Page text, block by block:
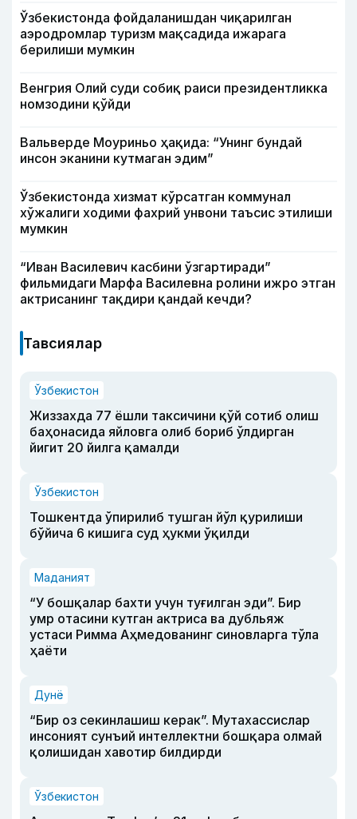
Ўзбекистонда фойдаланишдан чиқарилган
аэродромлар туризм мақсадида ижарага
берилиши мумкин
Венгрия Олий суди собиқ раиси президентликка
номзодини қўйди
Вальверде Моуриньо ҳақида: “Унинг бундай
инсон эканини кутмаган эдим”
Ўзбекистонда хизмат кўрсатган коммунал
хўжалиги ходими фахрий унвони таъсис этилиши
мумкин
“Иван Василевич касбини ўзгартиради”
фильмидаги Марфа Василевна ролини ижро этган
актрисанинг тақдири қандай кечди?
Тавсиялар
Ўзбекистон
Жиззахда 77 ёшли таксичини қўй сотиб олиш
баҳонасида яйловга олиб бориб ўлдирган
йигит 20 йилга қамалди
Ўзбекистон
Тошкентда ўпирилиб тушган йўл қурилиши
бўйича 6 кишига суд ҳукми ўқилди
Маданият
“У бошқалар бахти учун туғилган эди”. Бир
умр отасини кутган актриса ва дубльяж
устаси Римма Аҳмедованинг синовларга тўла
ҳаёти
Дунё
“Бир оз секинлашиш керак”. Мутахассислар
инсоният сунъий интеллектни бошқара олмай
қолишидан хавотир билдирди
Ўзбекистон